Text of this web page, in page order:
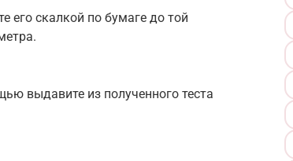
его скалкой по бумаге до той
выдавите из полученного теста